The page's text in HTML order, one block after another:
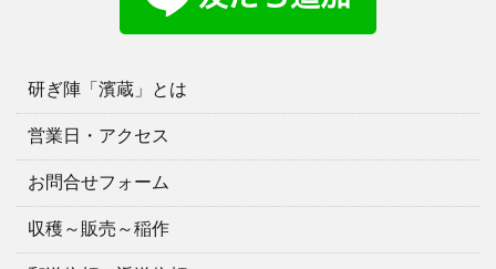
研ぎ陣「濱蔵」とは
営業日・アクセス
お問合せフォーム
収穫～販売～稲作